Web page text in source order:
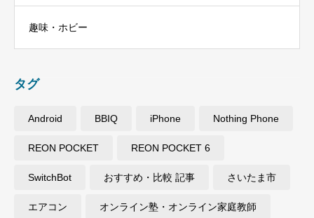
趣味・ホビー
タグ
Android BBIQ iPhone Nothing Phone
REON POCKET REON POCKET 6
SwitchBot おすすめ・比較 記事 さいたま市
エアコン オンライン塾・オンライン家庭教師